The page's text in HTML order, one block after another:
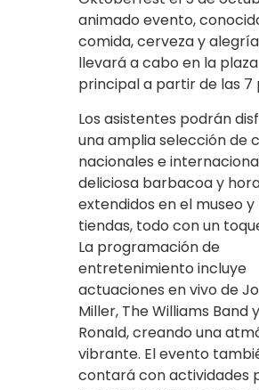
animado evento,
comida, cerveza y
llevará a cabo en la plaza
principal a partir de las 7
Los asistentes podrán
una amplia selección de
nacionales e
deliciosa barbacoa y
extendidos en el museo y
tiendas, todo con un
La programación de
entretenimiento incluye
actuaciones en vivo de
Miller, The Williams Band
Ronald, creando una
vibrante. El evento
contará con actividades